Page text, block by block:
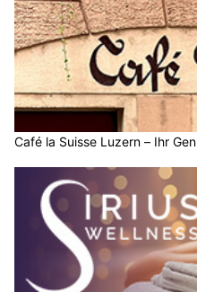
Café la Suisse Luzern – Ihr